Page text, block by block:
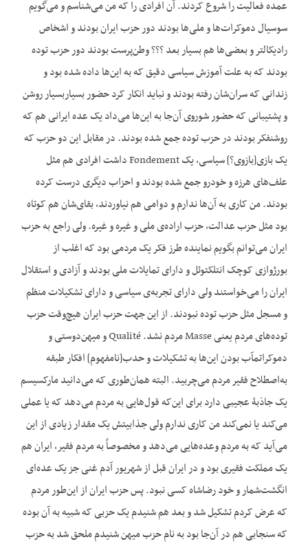
عمده فعالیت را شروع کردند. آن افرادی را که من می‌شناسم و می‌گویم
سوسیال دموکرات‌ها و ملی‌ها بودند دور حزب ایران بودند و اشخاص
رادیکالتر و بعضی‌ها هم بسیار بعد ؟؟؟ وطن‌پرست بودند دور حزب توده
بودند که به علت آموزش سیاسی دقیق که به این‌ها داده شده بود و
زندانی که سران‌شان رفته بودند و نباید انکار کرد حضور بسیاربسیار روشن
و پشتیبانی که حضور شوروی آن‌جا به این‌ها می‌داد یک عده ایرانی هم که
روشنفکر بودند در حزب توده جمع شده بودند. در مقابل این دو حزب که
یک بازی[بازوی؟] سیاسی, یک Fondement داشت افرادی هم مثل
علف‌های هرزه و خود‌رو جمع شده بودند و احزاب دیگری درست کرده
بودند. من کاری به آن‌ها ندارم و دوامی هم نیاوردند، بقای‌شان هم کوتاه
بود مثل حزب عدالت، حزب اراده‌ی ملی و غیره و غیره. ولی راجع به حزب
ایران می‌توانم بگویم نماینده طرز فکر یک مردمی بود که اغلب از
بورژوازی کوچک انتلکتوئل و دارای تمایلات ملی بودند و آزادی و استقلال
ایران را می‌خواستند ولی دارای تجربه‌ی سیاسی و دارای تشکیلات منظم
و مسجل مثل حزب توده نبودند. از این جهت حزب ایران هیچ‌وقت حزب
توده‌های مردم یعنی Masse مردم نشد. Qualité و میهن‌دوستی و
دموکرات‏مآب بودن این‌ها به تشکیلات و حدب[نامفهوم] افکار طبقه
به‌اصطلاح فقیر مردم می‌چربید. البته همان‌طوری که می‌دانید مارکسیسم
یک جاذبۀ عجیبی دارد برای این‌که قول‌هایی به مردم می‌دهد که یا عملی
می‌کند یا نمی‌کند من کاری ندارم ولی جذابیتش یک مقدار زیادی از این
می‌آید که به مردم وعده‌هایی می‌دهد و مخصوصاً به مردم فقیر، ایران هم
یک مملکت فقیری بود و در ایران قبل از شهریور آدم غنی جز یک عده‌ای
انگشت‌شمار و خود رضاشاه کسی نبود. پس حزب ایران از این‌طور مردم
که عرض کردم تشکیل شد و بعد هم شنیدم یک حزبی که شبیه به آن بوده
که سنجابی هم در آن‌جا بود به نام حزب میهن شنیدم ملحق شد به حزب